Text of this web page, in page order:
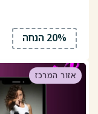
20% הנחה
אזור המרכז